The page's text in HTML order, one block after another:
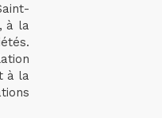
à la
à la